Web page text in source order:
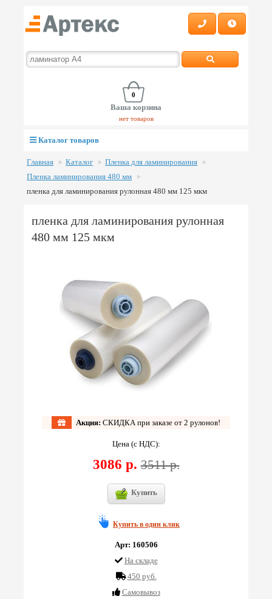
0
Ваша корзина
нет товаров
Каталог товаров
Главная Каталог
Пленка для ламинирования
Пленка ламинирования 480 мм
пленка для ламинирования рулонная 480 мм 125 мкм
пленка для ламинирования рулонная
480 мм 125 мкм
Акция: СКИДКА при заказе от 2 рулонов!
Цена (с НДС):
3086 р.3511 р.
Купить
Купить в один клик
Арт: 160506
На складе
450 руб.
Cамовывоз